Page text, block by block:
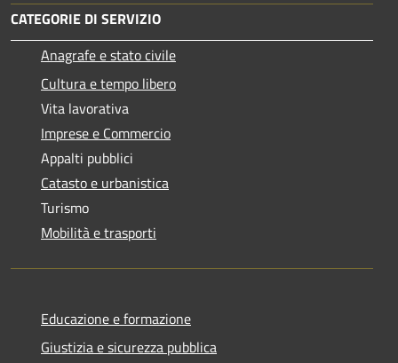
CATEGORIE DI SERVIZIO
Anagrafe e stato civile
Cultura e tempo libero
Vita lavorativa
Imprese e Commercio
Appalti pubblici
Catasto e urbanistica
Turismo
Mobilità e trasporti
Educazione e formazione
Giustizia e sicurezza pubblica